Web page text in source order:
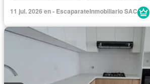
Tanque de agua
Cochera
Internet Seguridad
Vista panorámica
11 jul. 2026 en - EscaparateInmobiliario SAC